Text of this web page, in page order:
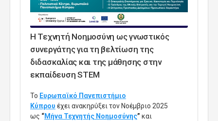
Η Τεχνητή Νοημοσύνη ως γνωστικός
συνεργάτης για τη βελτίωση της
διδασκαλίας και της μάθησης στην
εκπαίδευση STEM
Το Ευρωπαϊκό Πανεπιστήμιο
Κύπρου έχει ανακηρύξει τον Νοέμβριο 2025
ως “Μήνα Τεχνητής Νοημοσύνης” και